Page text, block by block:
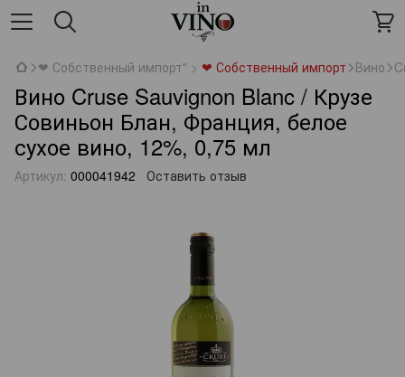
❤ Собственный импорт" > ❤ Собственный импорт Вино
Вино Cruse Sauvignon Blanc / Крузе
Совиньон Блан, Франция, белое
сухое вино, 12%, 0,75 мл
Артикул: 000041942 Оставить отзыв